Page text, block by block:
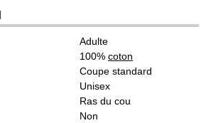
Adulte
100% coton
Coupe standard
Unisex
Ras du cou
Non